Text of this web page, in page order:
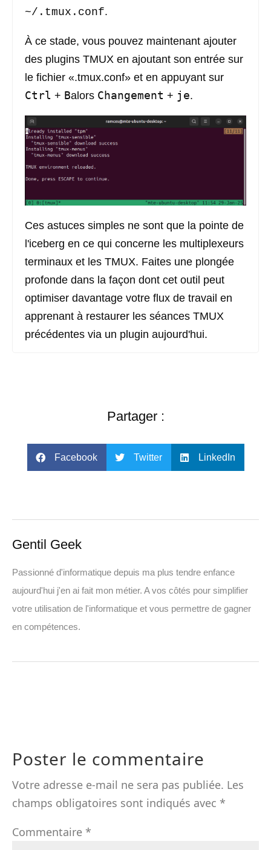
~/.tmux.conf.
À ce stade, vous pouvez maintenant ajouter
des plugins TMUX en ajoutant son entrée sur
le fichier «.tmux.conf» et en appuyant sur
Ctrl + Balors Changement + je.
Ces astuces simples ne sont que la pointe de
l'iceberg en ce qui concerne les multiplexeurs
terminaux et les TMUX. Faites une plongée
profonde dans la façon dont cet outil peut
optimiser davantage votre flux de travail en
apprenant à restaurer les séances TMUX
précédentes via un plugin aujourd'hui.
Partager :
Facebook Twitter LinkedIn
Gentil Geek
Passionné d'informatique depuis ma plus tendre enfance
aujourd'hui j'en ai fait mon métier. A vos côtés pour simplifier
votre utilisation de l'informatique et vous permettre de gagner
en compétences.
Poster le commentaire
Votre adresse e-mail ne sera pas publiée. Les
champs obligatoires sont indiqués avec *
Commentaire *